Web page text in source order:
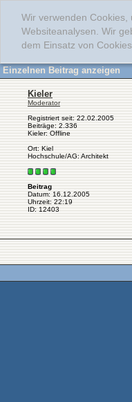
Wir verwenden
Websiteanalysen. Wir
dem Einsatz von
Einzelnen Beitrag anzeigen
Kieler
Moderator
Registriert seit: 22.02.2005
Beiträge: 2.336
Kieler: Offline
Ort: Kiel
Hochschule/AG: Architekt
Beitrag
Datum: 16.12.2005
Uhrzeit: 22:19
ID: 12403